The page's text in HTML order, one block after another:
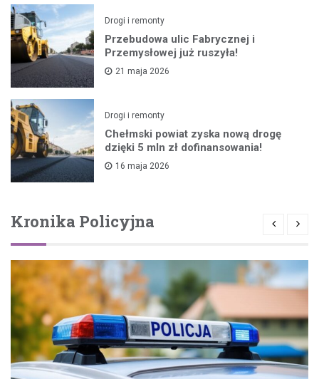
Drogi i remonty
Przebudowa ulic Fabrycznej i
Przemysłowej już ruszyła!
21 maja 2026
Drogi i remonty
Chełmski powiat zyska nową drogę
dzięki 5 mln zł dofinansowania!
16 maja 2026
Kronika Policyjna